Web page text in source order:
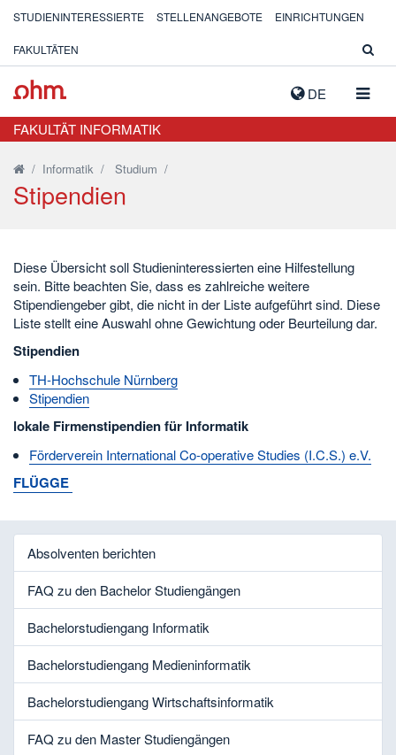
DE
STUDIENINTERESSIERTE STELLENANGEBOTE EINRICHTUNGEN
FAKULTÄTEN
FAKULTÄT INFORMATIK
/ Informatik / Studium /
Stipendien
Diese Übersicht soll Studieninteressierten eine Hilfestellung
sein. Bitte beachten Sie, dass es zahlreiche weitere
Stipendiengeber gibt, die nicht in der Liste aufgeführt sind. Diese
Liste stellt eine Auswahl ohne Gewichtung oder Beurteilung dar.
Stipendien
TH-Hochschule Nürnberg
Stipendien
lokale Firmenstipendien für Informatik
Förderverein International Co-operative Studies (I.C.S.) e.V.
FLÜGGE
Absolventen berichten
FAQ zu den Bachelor Studiengängen
Bachelorstudiengang Informatik
Bachelorstudiengang Medieninformatik
Bachelorstudiengang Wirtschaftsinformatik
FAQ zu den Master Studiengängen